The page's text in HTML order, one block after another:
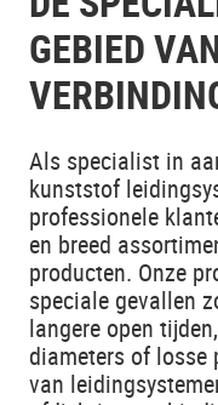
GEBIED
Als specialist in
kunststof
professionele
en breed
producten. Onze
speciale gevallen
langere open
diameters of losse
van